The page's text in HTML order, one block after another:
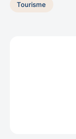
Tourisme